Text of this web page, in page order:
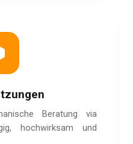
Beratung via
hochwirksam und